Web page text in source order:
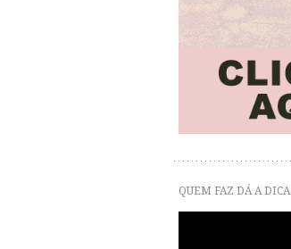
QUEM FAZ DÁ A DICA